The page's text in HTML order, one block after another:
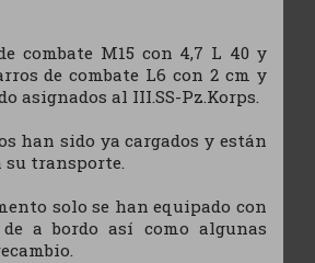
combate M15 con 4,7 L 40 y
de combate L6 con 2 cm y
asignados al III.SS-Pz.Korps.
han sido ya cargados y están
su transporte.
solo se han equipado con
a bordo así como algunas